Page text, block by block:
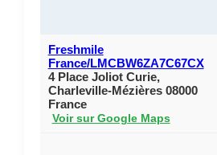
Freshmile
France/LMCBW6ZA7C67CX
4 Place Joliot Curie,
Charleville-Mézières 08000
France
Voir sur Google Maps